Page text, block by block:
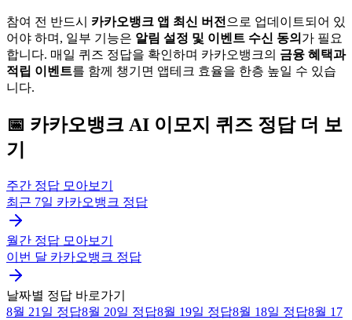
참여 전 반드시 카카오뱅크 앱 최신 버전 으로 업데이트되어 있
어야 하며, 일부 기능은 알림 설정 및 이벤트 수신 동의 가 필요
합니다. 매일 퀴즈 정답을 확인하며 카카오뱅크의 금융 혜택과
적립 이벤트를 함께 챙기면 앱테크 효율을 한층 높일 수 있습
니다.
📅 카카오뱅크 AI 이모지 퀴즈 정답 더 보
기
주간 정답 모아보기
최근 7일 카카오뱅크 정답
월간 정답 모아보기
이번 달 카카오뱅크 정답
날짜별 정답 바로가기
8월 21일 정답8월 20일 정답8월 19일 정답8월 18일 정답8월 17